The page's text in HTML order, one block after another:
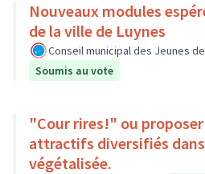
Nouveaux modules
de la ville de Luynes
Conseil municipal des Jeunes
Soumis au vote
"Cour rires!" ou proposer
attractifs diversifiés
végétalisée.